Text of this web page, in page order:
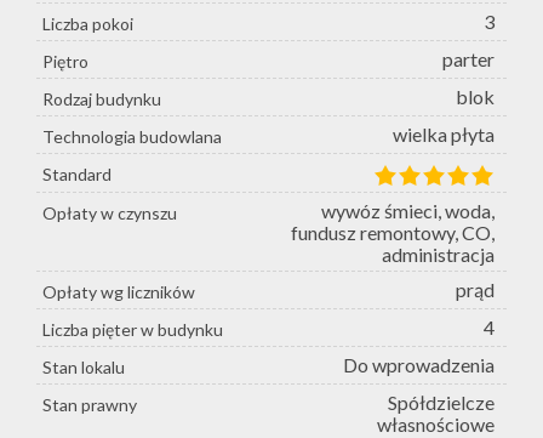
Liczba pokoi 3
Piętro parter
Rodzaj budynku blok
Technologia budowlana wielka płyta
Standard
Opłaty w czynszu
wywóz śmieci, woda,
fundusz remontowy, CO,
administracja
Opłaty wg liczników prąd
Liczba pięter w budynku 4
Stan lokalu Do wprowadzenia
Stan prawny
Spółdzielcze
własnościowe